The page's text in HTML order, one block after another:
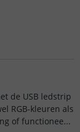
de USB ledstrip
RGB-kleuren als
of functionee...